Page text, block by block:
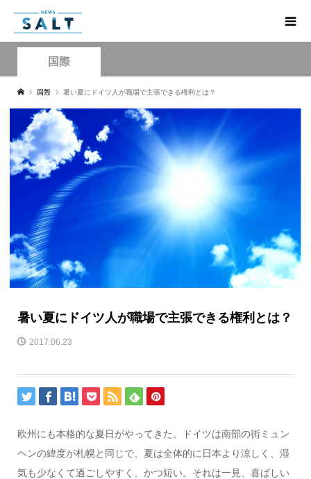
国際
国際 暑い夏にドイツ人が職場で主張できる権利とは？
暑い夏にドイツ人が職場で主張できる権利とは？
2017.06.23
欧州にも本格的な夏日がやってきた。ドイツは南部の街ミュン
ヘンの緯度が札幌と同じで、夏は全体的に日本より涼しく、湿
気も少なくて過ごしやすく、かつ短い。それは一見、喜ばしい